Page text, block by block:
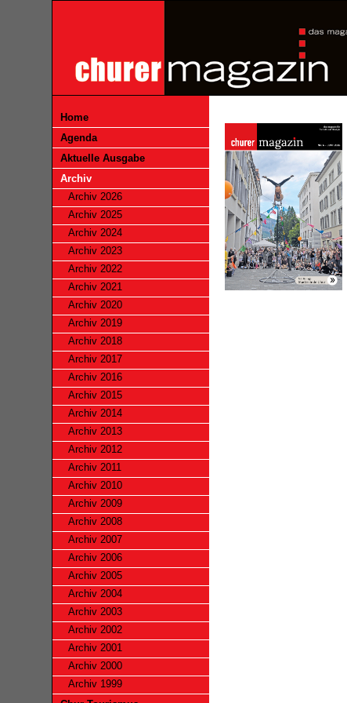
Home
Agenda
Aktuelle Ausgabe
Archiv
Archiv 2026
Archiv 2025
Archiv 2024
Archiv 2023
Archiv 2022
Archiv 2021
Archiv 2020
Archiv 2019
Archiv 2018
Archiv 2017
Archiv 2016
Archiv 2015
Archiv 2014
Archiv 2013
Archiv 2012
Archiv 2011
Archiv 2010
Archiv 2009
Archiv 2008
Archiv 2007
Archiv 2006
Archiv 2005
Archiv 2004
Archiv 2003
Archiv 2002
Archiv 2001
Archiv 2000
Archiv 1999